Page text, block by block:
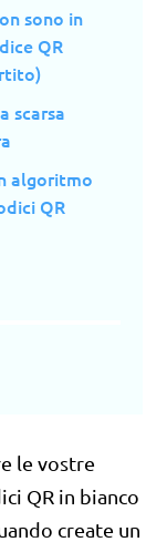
sono in
QR
scarsa
algoritmo
QR
le vostre
QR in bianco
create un